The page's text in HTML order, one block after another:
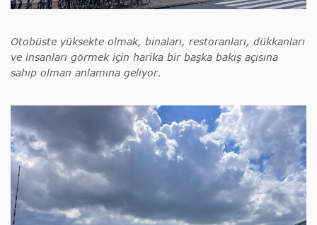
Otobüste yüksekte olmak, binaları, restoranları, dükkanları
ve insanları görmek için harika bir başka bakış açısına
sahip olman anlamına geliyor.